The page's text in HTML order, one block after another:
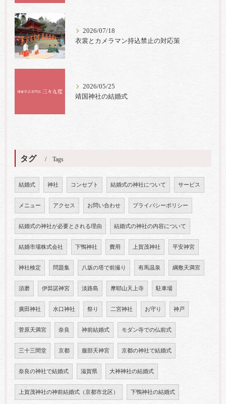
2026/07/18
衣裳とカメラマン持込禁止の対応策
2026/05/25
靖国神社の結婚式
タグ Tags
結婚式 神社 コンセプト 結婚式の神社について サービス
メニュー アクセス お問い合わせ プライバシーポリシー
結婚式の神社が必要とされる理由 結婚式の神社の内容について
結婚市場株式会社 下鴨神社 費用 上賀茂神社 平安神宮
神社検定 問題集 八坂の塔で前撮り 有馬温泉 綱敷天満宮
須磨 伊弉諾神宮 淡路島 摩耶山天上寺 駐車場
廣田神社 水口神社 祭り 二宮神社 お守り 神戸
菅原天満宮 奈良 神前結婚式 モダン寺での仏前式
三十三間堂 京都 服部天神宮 京都の神社で結婚式
奈良の神社で結婚式 滋賀県 大神神社の結婚式
上賀茂神社の神前結婚式（京都市北区） 下鴨神社の結婚式